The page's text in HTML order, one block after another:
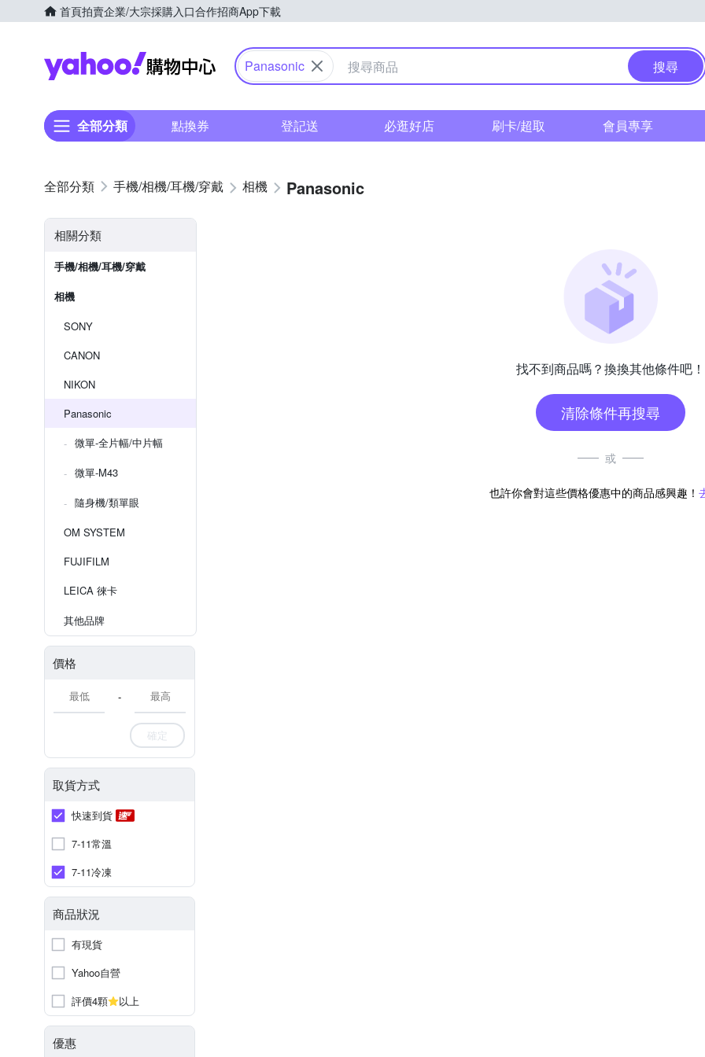
首頁拍賣企業/大宗採購入口合作招商App下載
Yahoo購物中心
Panasonic 搜尋
全部分類 點換券 登記送 必逛好店 刷卡/超取 會員專享
手機/相機/耳機/穿戴 相機 Panasonic
相關分類
手機/相機/耳機/穿戴
相機
SONY
CANON
NIKON
Panasonic
微單-全片幅/中片幅
微單-M43
隨身機/類單眼
OM SYSTEM
FUJIFILM
LEICA 徠卡
其他品牌
價格
-
確定
取貨方式
快速到貨
7-11常溫
7-11冷凍
商品狀況
有現貨
Yahoo自營
評價4顆
以上
優惠
找不到商品嗎？換換其他條件吧！
清除條件再搜尋
或
也許你會對這些價格優惠中的商品感興趣！